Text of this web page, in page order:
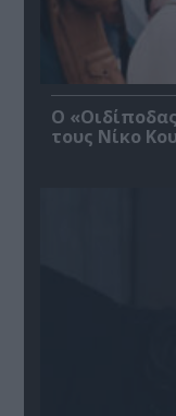
O
τους Νίκο